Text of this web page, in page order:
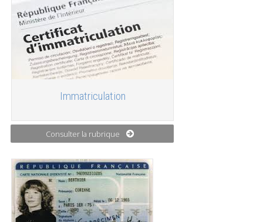
Immatriculation
Consulter la rubrique